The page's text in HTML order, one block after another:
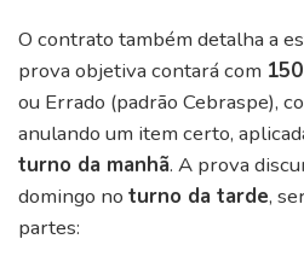
O contrato também detalha a
prova objetiva contará com
ou Errado (padrão Cebraspe),
anulando um item certo,
turno da manhã. A prova
domingo no turno da tarde,
partes: